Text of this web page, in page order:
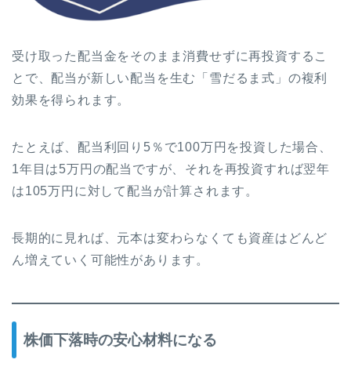
受け取った配当金をそのまま消費せずに再投資するこ
とで、配当が新しい配当を生む「雪だるま式」の複利
効果を得られます。
たとえば、配当利回り5％で100万円を投資した場合、
1年目は5万円の配当ですが、それを再投資すれば翌年
は105万円に対して配当が計算されます。
長期的に見れば、元本は変わらなくても資産はどんど
ん増えていく可能性があります。
株価下落時の安心材料になる